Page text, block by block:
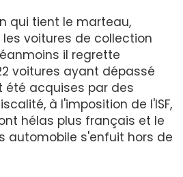
qui tient le marteau,
voitures de collection
il regrette
voitures ayant dépassé
été acquises par des
à l'imposition de l'ISF,
hélas plus français et le
automobile s'enfuit hors de